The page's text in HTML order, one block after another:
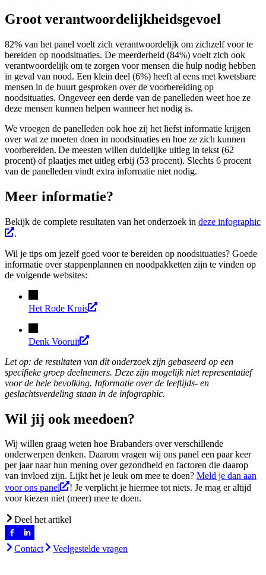
Groot verantwoordelijkheidsgevoel
82% van het panel voelt zich verantwoordelijk om zichzelf voor te
bereiden op noodsituaties. De meerderheid (84%) voelt zich ook
verantwoordelijk om te zorgen voor mensen die hulp nodig hebben
in geval van nood. Een klein deel (6%) heeft al eens met kwetsbare
mensen in de buurt gesproken over de voorbereiding op
noodsituaties. Ongeveer een derde van de panelleden weet hoe ze
deze mensen kunnen helpen wanneer het nodig is.
We vroegen de panelleden ook hoe zij het liefst informatie krijgen
over wat ze moeten doen in noodsituaties en hoe ze zich kunnen
voorbereiden. De meesten willen duidelijke uitleg in tekst (62
procent) of plaatjes met uitleg erbij (53 procent). Slechts 6 procent
van de panelleden vindt extra informatie niet nodig.
Meer informatie?
Bekijk de complete resultaten van het onderzoek in deze infographic
.
Wil je tips om jezelf goed voor te bereiden op noodsituaties? Goede
informatie over stappenplannen en noodpakketten zijn te vinden op
de volgende websites:
Het Rode Kruis
Denk Vooruit
Let op: de resultaten van dit onderzoek zijn gebaseerd op een
specifieke groep deelnemers. Deze zijn mogelijk niet representatief
voor de hele bevolking. Informatie over de leeftijds- en
geslachtsverdeling staan in de infographic.
Wil jij ook meedoen?
Wij willen graag weten hoe Brabanders over verschillende
onderwerpen denken. Daarom vragen wij ons panel een paar keer
per jaar naar hun mening over gezondheid en factoren die daarop
van invloed zijn. Lijkt het je leuk om mee te doen? Meld je dan aan
voor ons panel
! Je verplicht je hiermee tot niets. Je mag er altijd
voor kiezen niet (meer) mee te doen.
Deel het artikel
Contact Veelgestelde vragen